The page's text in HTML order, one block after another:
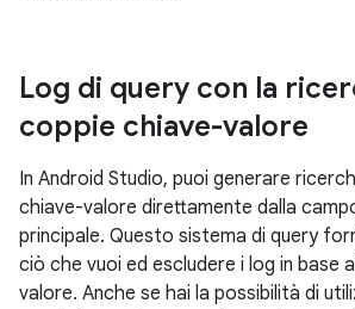
Log di query con la
coppie chiave-valore
In Android Studio, puoi generare
chiave-valore direttamente dalla
principale. Questo sistema di query
ciò che vuoi ed escludere i log in base
valore. Anche se hai la possibilità di